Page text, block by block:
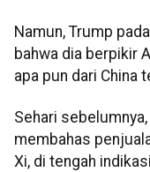
Namun, Trump
bahwa dia berpikir
apa pun dari China
Sehari
membahas
Xi, di tengah